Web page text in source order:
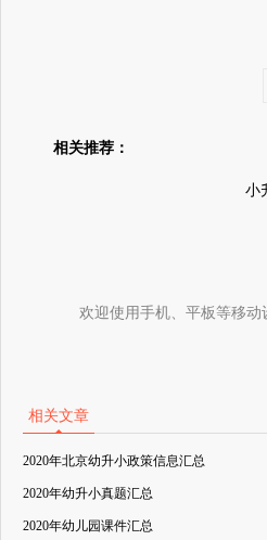
相关推荐：
小
欢迎使用手机、平板等移
相关文章
2020年北京幼升小政策信息汇总
2020年幼升小真题汇总
2020年幼儿园课件汇总